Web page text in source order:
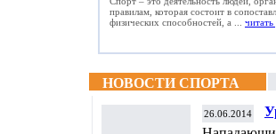
правилам, которая состоит в
физических способностей, а ... читать
НОВОСТИ СПОРТА
26.06.2014